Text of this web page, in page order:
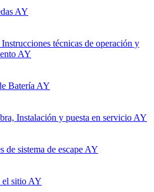
AY
técnicas de operación y
AY
Batería AY
Instalación y puesta en servicio AY
de sistema de escape AY
el sitio AY